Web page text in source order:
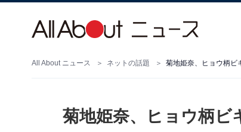
All About ニュース ネットの話題
菊地姫奈、ヒョウ柄ビ